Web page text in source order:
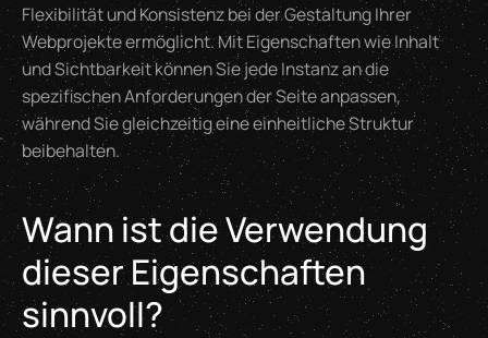
Flexibilität und Konsistenz bei der Gestaltung Ihrer
Webprojekte ermöglicht. Mit Eigenschaften wie Inhalt
und Sichtbarkeit können Sie jede Instanz an die
spezifischen Anforderungen der Seite anpassen,
während Sie gleichzeitig eine einheitliche Struktur
beibehalten.
Wann ist die Verwendung
dieser Eigenschaften
sinnvoll?